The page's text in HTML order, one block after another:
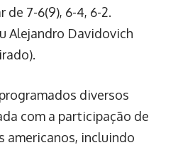
de 7-6(9), 6-4, 6-2.
Alejandro Davidovich
diversos
com a participação de
americanos, incluindo